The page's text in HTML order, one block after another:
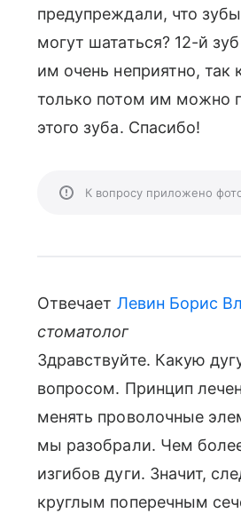
предупреждали, что
могут шататься? 12-й
им очень неприятно, так
только потом им можно
этого зуба. Спасибо!
К вопросу приложено
Отвечает Левин Борис
стоматолог
Здравствуйте. Какую
вопросом. Принцип
менять проволочные
мы разобрали. Чем
изгибов дуги. Значит,
круглым поперечным